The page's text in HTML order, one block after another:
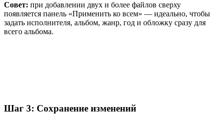
Совет: при добавлении двух и более файлов сверху
появляется панель «Применить ко всем» — идеально, чтобы
задать исполнителя, альбом, жанр, год и обложку сразу для
всего альбома.
Шаг 3: Сохранение изменений